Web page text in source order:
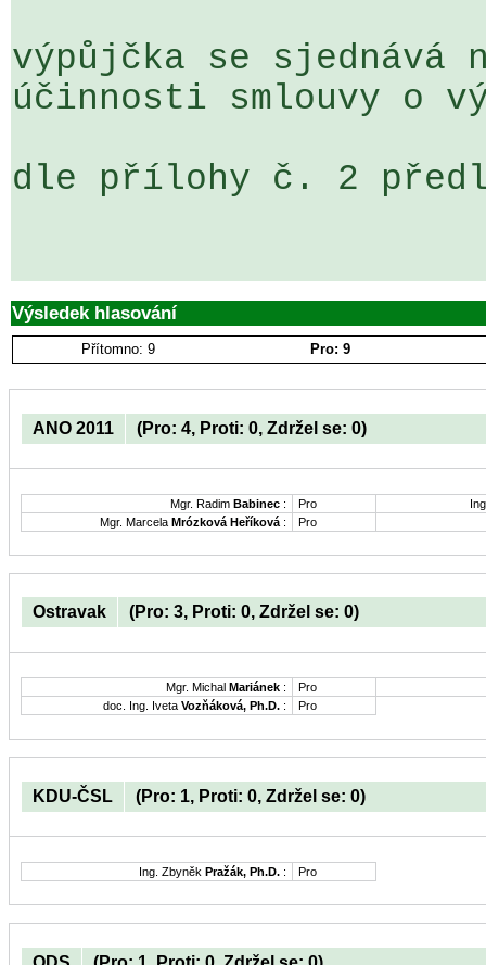
výpůjčka se sjednává
účinnosti smlouvy o
dle přílohy č. 2
Výsledek hlasování
Přítomno: 9 Pro: 9
ANO 2011 (Pro: 4, Proti: 0, Zdržel se: 0)
Mgr. Radim Babinec : Pro
Mgr. Marcela Mrózková Heříková : Pro
Ostravak (Pro: 3, Proti: 0, Zdržel se: 0)
Mgr. Michal Mariánek :
Pro
doc. Ing. Iveta Vozňáková, Ph.D. : Pro
KDU-ČSL (Pro: 1, Proti: 0, Zdržel se: 0)
Ing. Zbyněk Pražák, Ph.D. : Pro